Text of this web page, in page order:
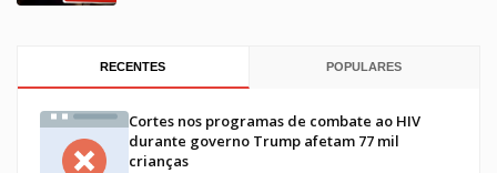
RECENTES POPULARES
Cortes nos programas de combate ao HIV
durante governo Trump afetam 77 mil
crianças